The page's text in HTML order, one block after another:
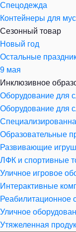
Спецодежда
Контейнеры для
Сезонный товар
Новый год
Остальные
9 мая
Инклюзивное
Оборудование для
Оборудование для
Образовательные
Развивающие
ЛФК и спортивные
Уличное игровое
Интерактивные
Реабилитационное
Уличное
Утяжеленная